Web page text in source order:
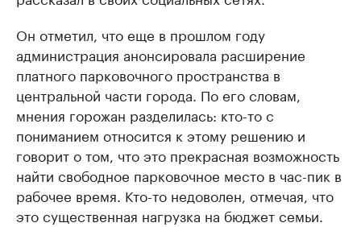
Он отметил, что еще в прошлом году
администрация анонсировала расширение
платного парковочного пространства в
центральной части города. По его словам,
мнения горожан разделилась: кто-то с
пониманием относится к этому решению и
говорит о том, что это прекрасная возможность
найти свободное парковочное место в час-пик в
рабочее время. Кто-то недоволен, отмечая, что
это существенная нагрузка на бюджет семьи.